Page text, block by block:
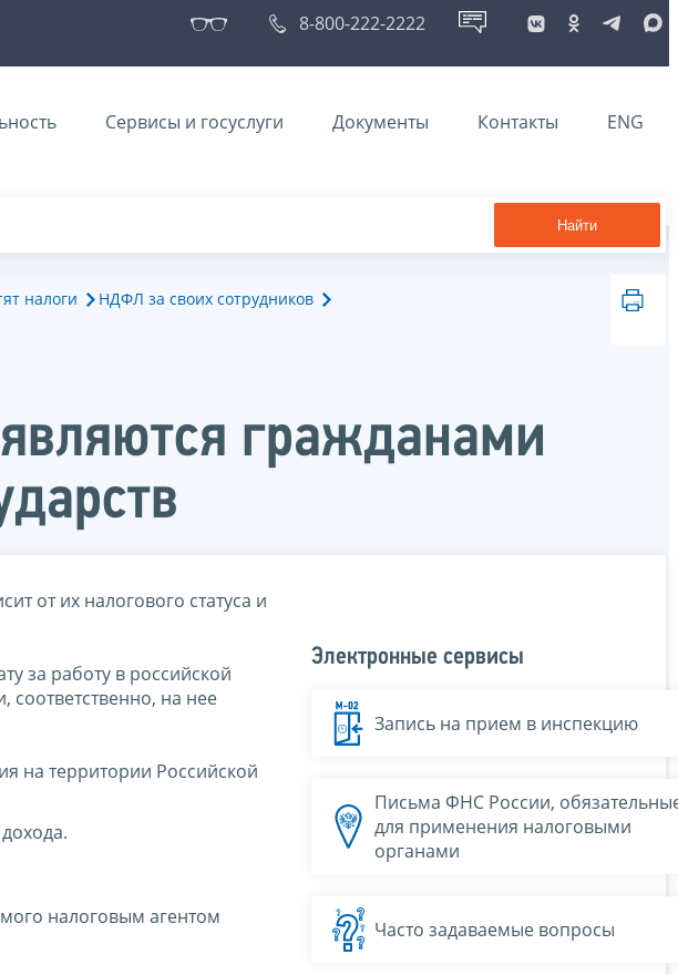
8-800-222-2222
Сервисы и госуслуги Документы Контакты ENG
Найти
налоги
НДФЛ за своих сотрудников
гражданами
от их налогового статуса и
за работу в российской
соответственно, на нее
на территории Российской
налоговым агентом
Электронные сервисы
Запись на прием в инспекцию
Письма ФНС России,
для применения налоговыми
органами
Часто задаваемые вопросы